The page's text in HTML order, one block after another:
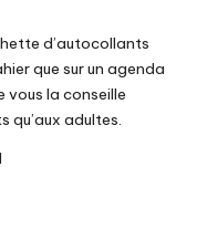
d’autocollants
que sur un agenda
vous la conseille
qu’aux adultes.